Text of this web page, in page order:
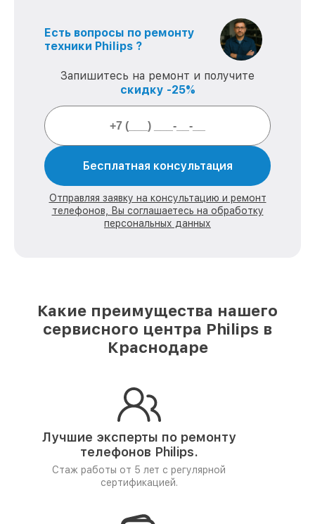
Есть вопросы по ремонту
техники Philips ?
Запишитесь на ремонт и получите
скидку -25%
Бесплатная консультация
Отправляя заявку на консультацию и ремонт
телефонов, Вы соглашаетесь на обработку
персональных данных
Какие преимущества нашего
сервисного центра Philips в
Краснодаре
Лучшие эксперты по ремонту
телефонов Philips.
Стаж работы от 5 лет с регулярной
сертификацией.